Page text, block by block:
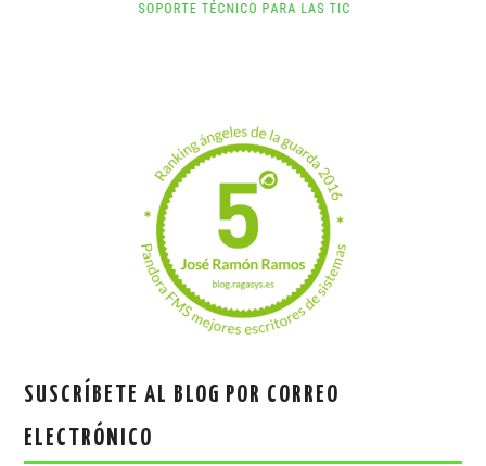
SUSCRÍBETE AL BLOG POR CORREO
ELECTRÓNICO